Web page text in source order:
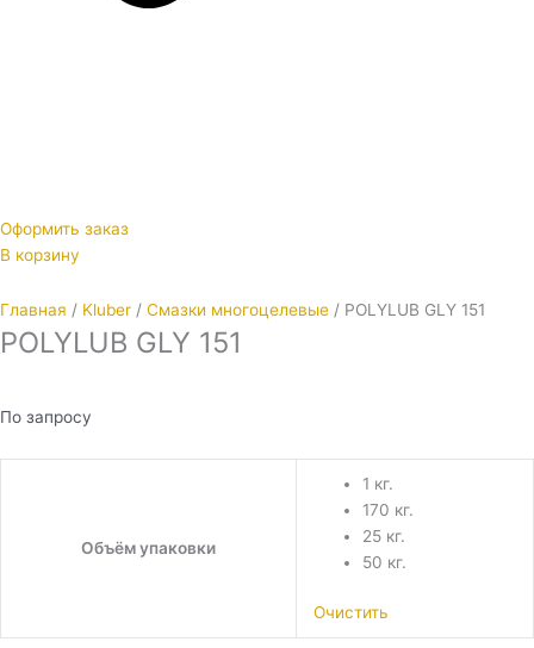
Оформить заказ
В корзину
Главная / Kluber / Смазки многоцелевые / POLYLUB GLY 151
POLYLUB GLY 151
По запросу
Объём упаковки
1 кг.
170 кг.
25 кг.
50 кг.
Очистить